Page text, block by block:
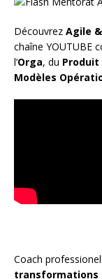
Découvrez Agile
chaîne YOUTUBE
l’Orga, du Produit
Modèles
Coach
transformations